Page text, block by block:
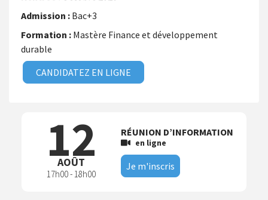
Bac+3
Mastère Finance et développement
durable
CANDIDATEZ EN LIGNE
12
AOÛT
17h00 - 18h00
RÉUNION D’INFORMATION
en ligne
Je m'inscris